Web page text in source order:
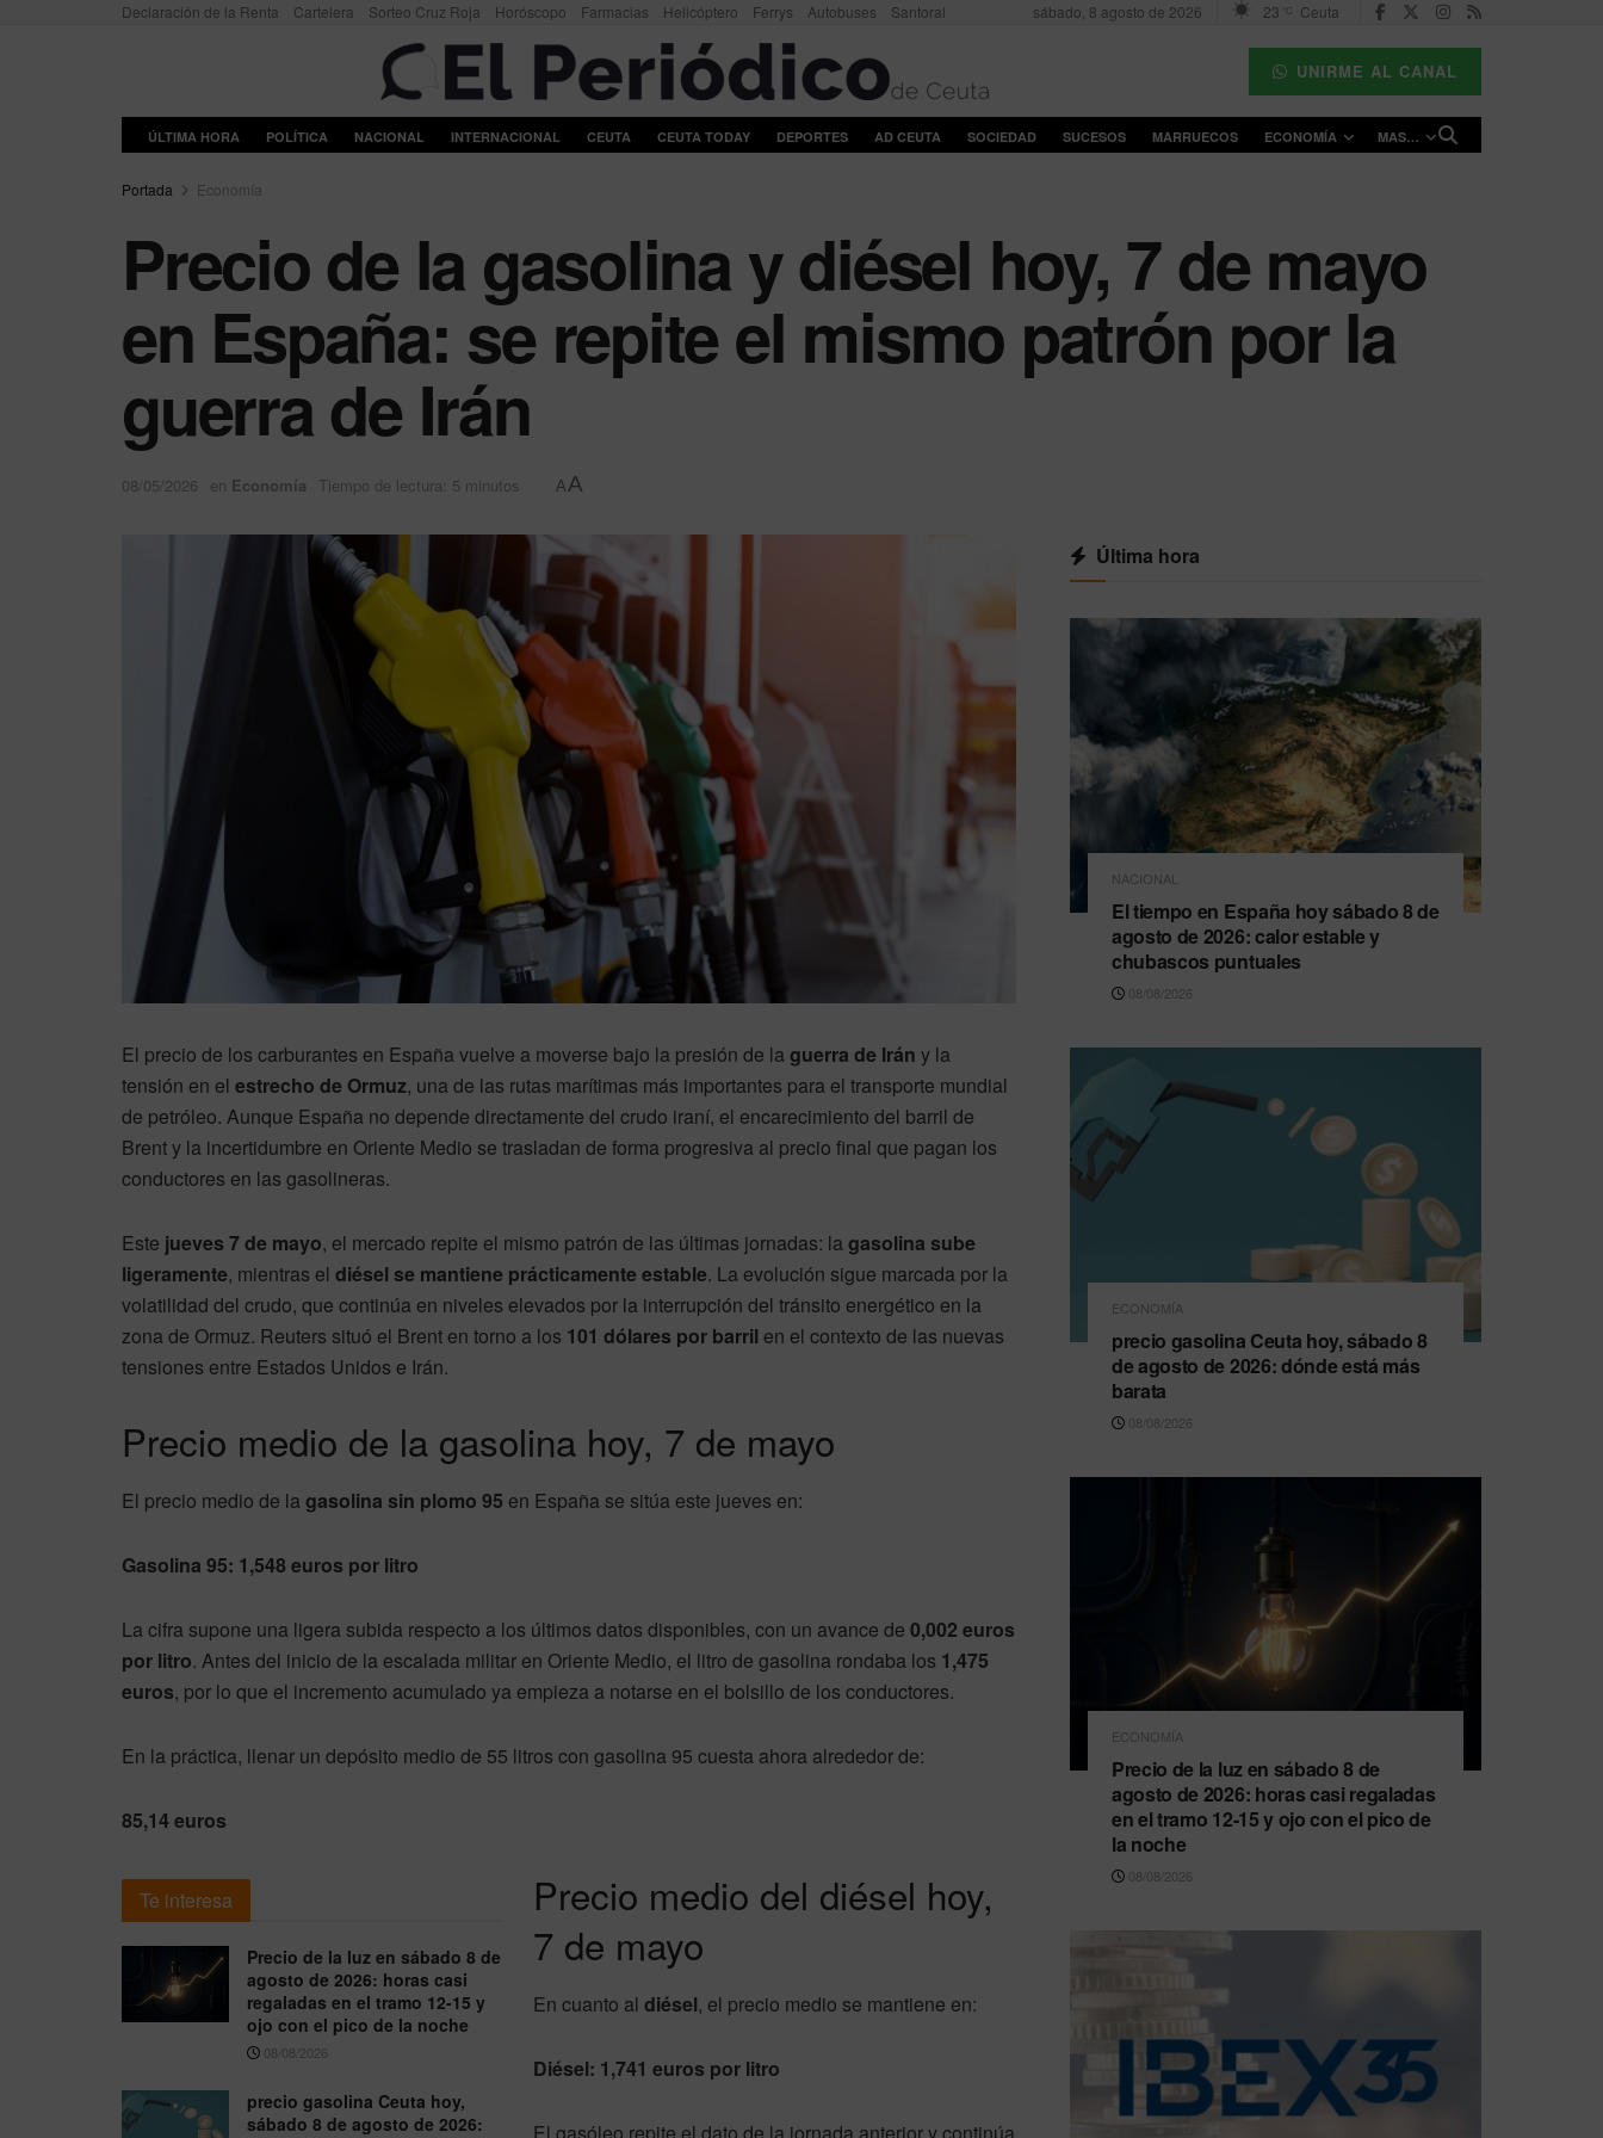
Declaración de la Renta Cartelera Sorteo Cruz Roja Horóscopo Farmacias Helicóptero Ferrys Autobuses Santoral sábado, 8 agosto de 2026 23 °C Ceuta
UNIRME AL CANAL
ÚLTIMA HORA POLÍTICA NACIONAL INTERNACIONAL CEUTA CEUTA TODAY DEPORTES AD CEUTA SOCIEDAD SUCESOS MARRUECOS ECONOMÍA MAS…
Portada Economía
Precio de la gasolina y diésel hoy, 7 de mayo
en España: se repite el mismo patrón por la
guerra de Irán
08/05/2026 en Economía Tiempo de lectura: 5 minutos AA
El precio de los carburantes en España vuelve a moverse bajo la presión de laguerra de Irán y la
tensión en el estrecho de Ormuz, una de las rutas marítimas más importantes para el transporte mundial
de petróleo. Aunque España no depende directamente del crudo iraní, el encarecimiento del barril de
Brent y la incertidumbre en Oriente Medio se trasladan de forma progresiva al precio final que pagan los
conductores en las gasolineras.
Este jueves 7 de mayo, el mercado repite el mismo patrón de las últimas jornadas: lagasolina sube
ligeramente, mientras el diésel se mantiene prácticamente estable. La evolución sigue marcada por la
volatilidad del crudo, que continúa en niveles elevados por la interrupción del tránsito energético en la
zona de Ormuz. Reuters situó el Brent en torno a los 101 dólares por barril en el contexto de las nuevas
tensiones entre Estados Unidos e Irán.
Precio medio de la gasolina hoy, 7 de mayo
El precio medio de lagasolina sin plomo 95 en España se sitúa este jueves en:
Gasolina 95: 1,548 euros por litro
La cifra supone una ligera subida respecto a los últimos datos disponibles, con un avance de 0,002 euros
por litro. Antes del inicio de la escalada militar en Oriente Medio, el litro de gasolina rondaba los 1,475
euros, por lo que el incremento acumulado ya empieza a notarse en el bolsillo de los conductores.
En la práctica, llenar un depósito medio de 55 litros con gasolina 95 cuesta ahora alrededor de:
85,14 euros
Te interesa
Precio de la luz en sábado 8 de
agosto de 2026: horas casi
regaladas en el tramo 12-15 y
ojo con el pico de la noche
08/08/2026
precio gasolina Ceuta hoy,
sábado 8 de agosto de 2026:
Precio medio del diésel hoy,
7 de mayo
En cuanto al diésel, el precio medio se mantiene en:
Diésel: 1,741 euros por litro
El gasóleo repite el dato de la jornada anterior y continúa
Última hora
NACIONAL
El tiempo en España hoy sábado 8 de
agosto de 2026: calor estable y
chubascos puntuales
08/08/2026
ECONOMÍA
precio gasolina Ceuta hoy, sábado 8
de agosto de 2026: dónde está más
barata
08/08/2026
ECONOMÍA
Precio de la luz en sábado 8 de
agosto de 2026: horas casi regaladas
en el tramo 12-15 y ojo con el pico de
la noche
08/08/2026